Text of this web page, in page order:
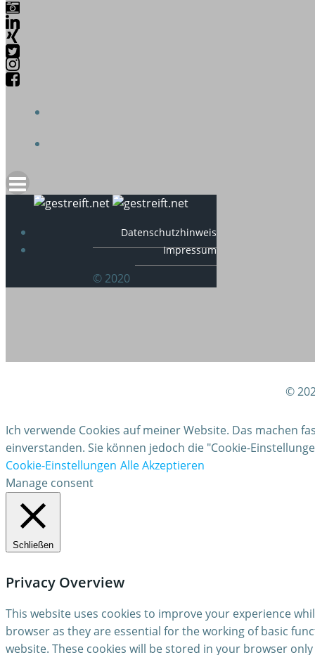
Datenschutzhinweis
Impressum
© 2020
©
Ich verwende Cookies auf meiner Website. Das machen
einverstanden. Sie können jedoch die "Cookie-
Cookie-Einstellungen Alle Akzeptieren
Manage consent
Schließen
Privacy Overview
This website uses cookies to improve your experience
browser as they are essential for the working of basic
website. These cookies will be stored in your browser